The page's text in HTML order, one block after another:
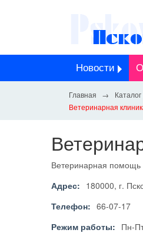
Новости
Ветеринарная
Ветеринарная помощь
Адрес: 180000, г.
Телефон: 66-07-17
Режим работы: Пн-